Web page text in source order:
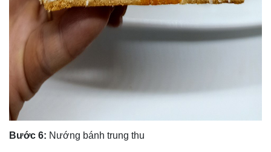
Bước 6: Nướng bánh trung thu